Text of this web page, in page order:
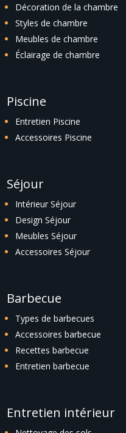
Décoration de la chambre
Styles de chambre
Meubles de chambre
Éclairage de chambre
Piscine
Entretien Piscine
Accessoires Piscine
Séjour
Intérieur Séjour
Design Séjour
Meubles Séjour
Accessoires Séjour
Barbecue
Types de barbecues
Accessoires barbecue
Recettes barbecue
Entretien barbecue
Entretien intérieur